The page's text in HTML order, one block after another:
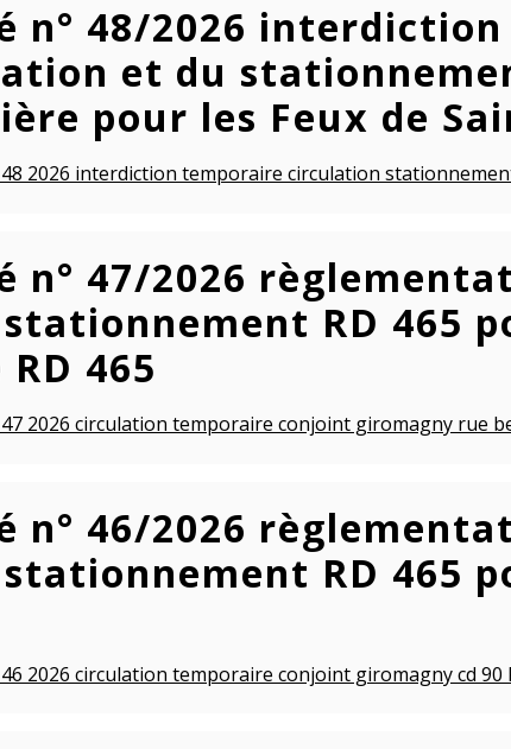
n° 48/2026
et du
pour les Feux de
2026 interdiction temporaire circulation
n° 47/2026
RD 465
465
2026 circulation temporaire conjoint giromagny rue
n° 46/2026
RD 465
2026 circulation temporaire conjoint giromagny cd 90